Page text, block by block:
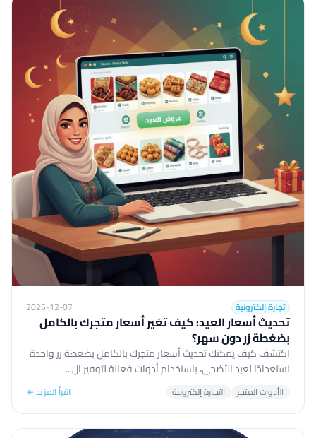
تجارة إلكترونية 2025-12-07
تحديث أسعار العيد: كيف تغير أسعار متجرك بالكامل
بضغطة زر دون سهر؟
اكتشف كيف يمكنك تحديث أسعار متجرك بالكامل بضغطة زر واحدة
استعدادًا لعيد الأضحى، باستخدام أدوات فعالة لتوفير ال...
#أدوات المتجر #تجارة إلكترونية اقرأ المزيد ←